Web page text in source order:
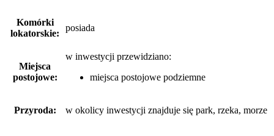
Komórki
lokatorskie:
posiada
Miejsca
postojowe:
w inwestycji przewidziano:
miejsca postojowe podziemne
Przyroda: w okolicy inwestycji znajduje się park, rzeka, morze